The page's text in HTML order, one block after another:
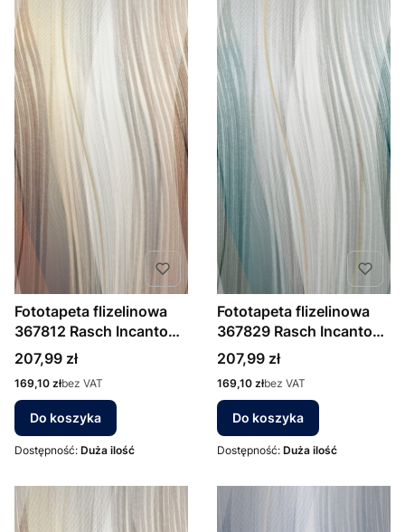
Fototapeta flizelinowa
367812 Rasch Incanto
fale 3D
Cena
207,99 zł
Cena
169,10 złbez VAT
Do koszyka
Dostępność: Duża ilość
Fototapeta flizelinowa
367829 Rasch Incanto
fale 3D
Cena
207,99 zł
Cena
169,10 złbez VAT
Do koszyka
Dostępność: Duża ilość